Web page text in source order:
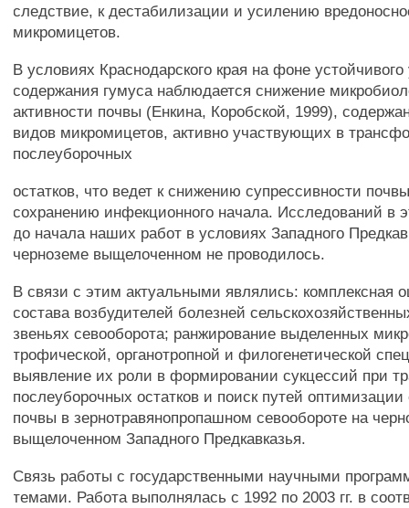
следствие, к дестабилизации и усилению
микромицетов.
В условиях Краснодарского края на фоне
содержания гумуса наблюдается снижение
активности почвы (Енкина, Коробской, 1999),
видов микромицетов, активно участвующих в
послеуборочных
остатков, что ведет к снижению супрессивности
сохранению инфекционного начала. Исследований в
до начала наших работ в условиях Западного
черноземе выщелоченном не проводилось.
В связи с этим актуальными являлись: комплексная
состава возбудителей болезней
звеньях севооборота; ранжирование выделенных
трофической, органотропной и филогенетической
выявление их роли в формировании сукцессий при
послеуборочных остатков и поиск путей оптимизации
почвы в зернотравянопропашном севообороте на
выщелоченном Западного Предкавказья.
Связь работы с государственными научными
темами. Работа выполнялась с 1992 по 2003 гг. в